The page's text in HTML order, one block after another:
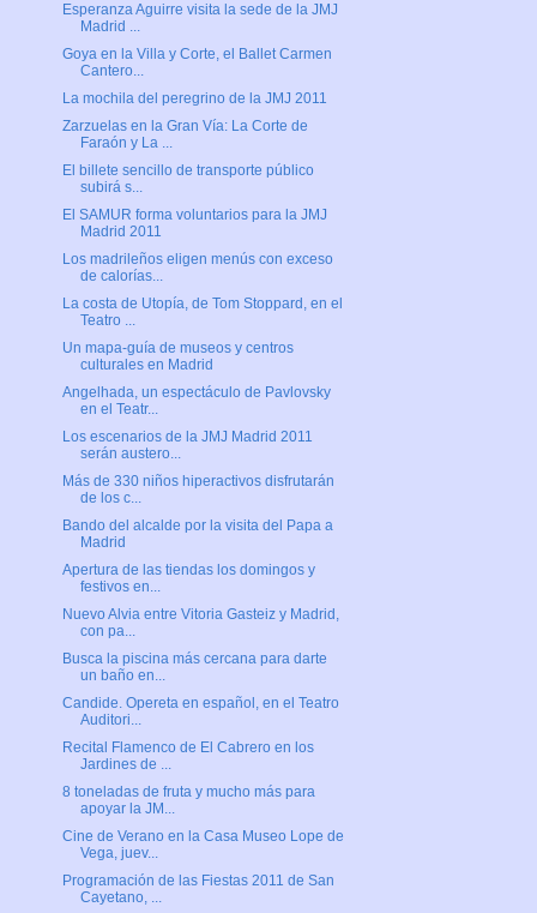
Esperanza Aguirre visita la sede de la JMJ
Madrid ...
Goya en la Villa y Corte, el Ballet Carmen
Cantero...
La mochila del peregrino de la JMJ 2011
Zarzuelas en la Gran Vía: La Corte de
Faraón y La ...
El billete sencillo de transporte público
subirá s...
El SAMUR forma voluntarios para la JMJ
Madrid 2011
Los madrileños eligen menús con exceso
de calorías...
La costa de Utopía, de Tom Stoppard, en el
Teatro ...
Un mapa-guía de museos y centros
culturales en Madrid
Angelhada, un espectáculo de Pavlovsky
en el Teatr...
Los escenarios de la JMJ Madrid 2011
serán austero...
Más de 330 niños hiperactivos disfrutarán
de los c...
Bando del alcalde por la visita del Papa a
Madrid
Apertura de las tiendas los domingos y
festivos en...
Nuevo Alvia entre Vitoria Gasteiz y Madrid,
con pa...
Busca la piscina más cercana para darte
un baño en...
Candide. Opereta en español, en el Teatro
Auditori...
Recital Flamenco de El Cabrero en los
Jardines de ...
8 toneladas de fruta y mucho más para
apoyar la JM...
Cine de Verano en la Casa Museo Lope de
Vega, juev...
Programación de las Fiestas 2011 de San
Cayetano, ...